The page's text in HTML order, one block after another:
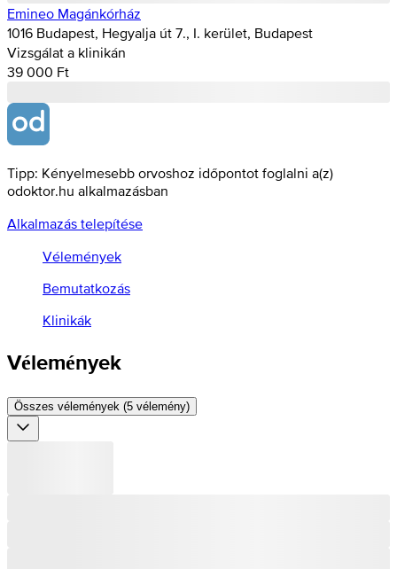
Emineo Magánkórház
1016 Budapest, Hegyalja út 7., I. kerület, Budapest
Vizsgálat a klinikán
39 000 Ft
Tipp: Kényelmesebb orvoshoz időpontot foglalni a(z)
odoktor.hu alkalmazásban
Alkalmazás telepítése
Vélemények
Bemutatkozás
Klinikák
Vélemények
Összes vélemények (5 vélemény)